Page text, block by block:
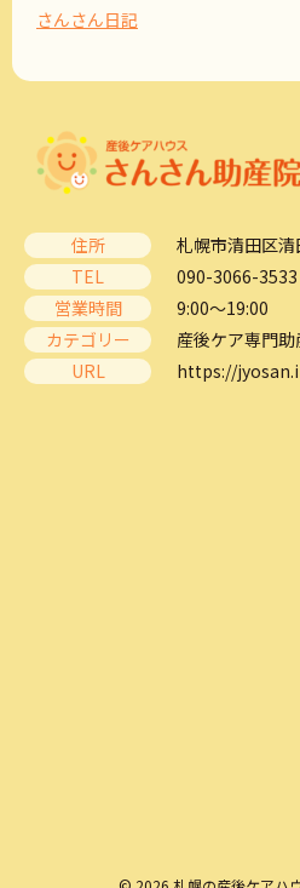
さんさん日記
住所
札幌市清田区
TEL
090-3066-3533
営業時間
9:00～19:00
カテゴリー
産後ケア専門助
URL
https://